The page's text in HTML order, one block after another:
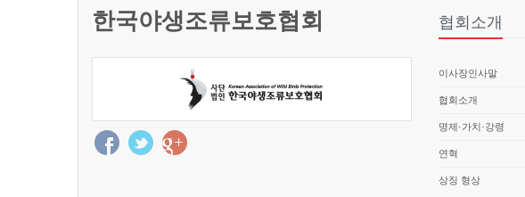
한국야생조류보호협회 협회소개
이사장인사말
협회소개
명제·가치·강령
연혁
상징 형상